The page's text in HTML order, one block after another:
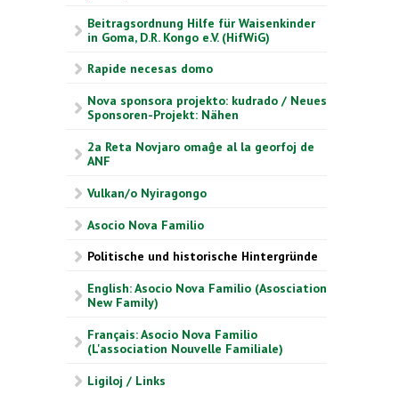
Beitragsordnung Hilfe für Waisenkinder
in Goma, D.R. Kongo e.V. (HifWiG)
Rapide necesas domo
Nova sponsora projekto: kudrado / Neues
Sponsoren-Projekt: Nähen
2a Reta Novjaro omaĝe al la georfoj de
ANF
Vulkan/o Nyiragongo
Asocio Nova Familio
Politische und historische Hintergründe
English: Asocio Nova Familio (Asosciation
New Family)
Français: Asocio Nova Familio
(L'association Nouvelle Familiale)
Ligiloj / Links